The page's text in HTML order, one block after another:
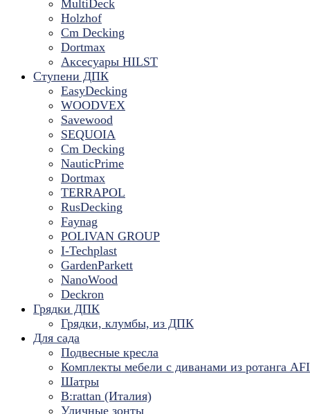
MultiDeck
Holzhof
Cm Decking
Dortmax
Аксесуары HILST
Ступени ДПК
EasyDecking
WOODVEX
Savewood
SEQUOIA
Cm Decking
NauticPrime
Dortmax
TERRAPOL
RusDecking
Faynag
POLIVAN GROUP
I-Techplast
GardenParkett
NanoWood
Deckron
Грядки ДПК
Грядки, клумбы, из ДПК
Для сада
Подвесные кресла
Комплекты мебели с диванами из ротанга
Шатры
B:rattan (Италия)
Уличные зонты